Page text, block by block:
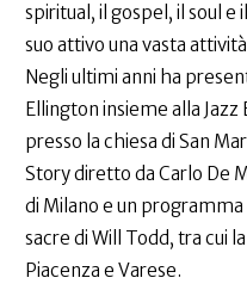
spiritual, il gospel, il soul e
suo attivo una vasta
Negli ultimi anni ha
Ellington insieme alla
presso la chiesa di San
Story diretto da Carlo De
di Milano e un
sacre di Will Todd, tra cui
Piacenza e Varese.